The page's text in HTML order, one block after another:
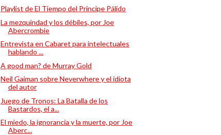
Playlist de El Tiempo del Príncipe Pálido
La mezquindad y los débiles, por Joe
Abercrombie
Entrevista en Cabaret para intelectuales
hablando ...
A good man? de Murray Gold
Neil Gaiman sobre Neverwhere y el idiota
del autor
Juego de Tronos: La Batalla de los
Bastardos, el a...
El miedo, la ignorancia y la muerte, por Joe
Aberc...